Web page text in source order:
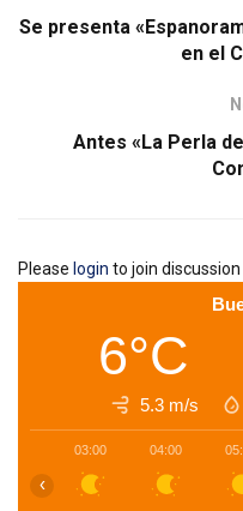
Se presenta
en el
Antes «La Perla
Please login to join discussion
6°C
5.3 m/s
03:00 04:00
‹